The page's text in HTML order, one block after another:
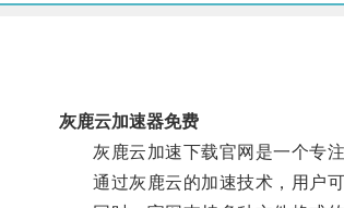
灰鹿云加速器免费
灰鹿云加速下载官网是一个专注
通过灰鹿云的加速技术，用户可